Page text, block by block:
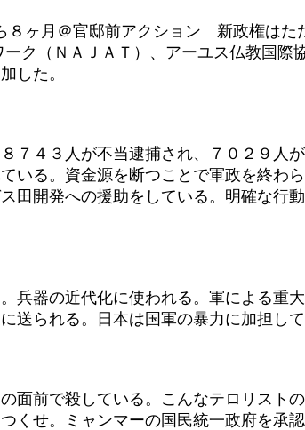
ヶ月＠官邸前アクション 新政権はた
ク（ＮＡＪＡＴ）、アーユス仏教国際
した。
４３人が不当逮捕され、７０２９人が
る。資金源を断つことで軍政を終わ
開発への援助をしている。明確な行
器の近代化に使われる。軍による重大
られる。日本は国軍の暴力に加担し
前で殺している。こんなテロリストの
せ。ミャンマーの国民統一政府を承